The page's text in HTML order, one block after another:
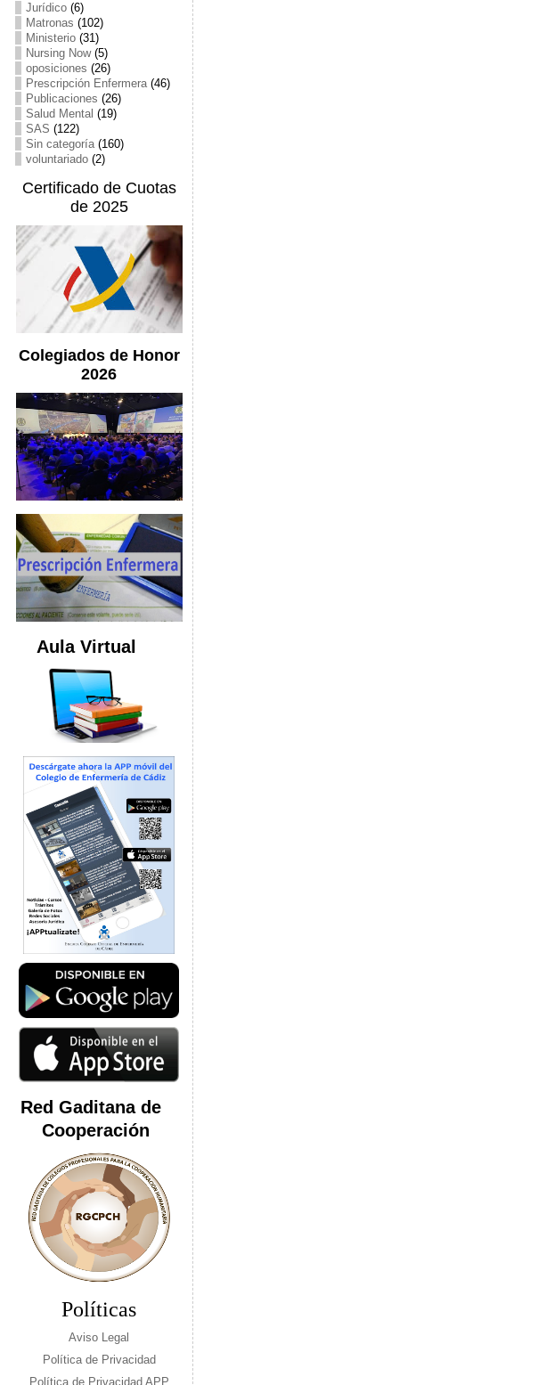
Jurídico(6)
Matronas (102)
Ministerio(31)
Nursing Now(5)
oposiciones (26)
Prescripción Enfermera(46)
Publicaciones (26)
Salud Mental (19)
SAS (122)
Sin categoría(160)
voluntariado(2)
Certificado de Cuotas
de 2025
Colegiados de Honor
2026
Aula Virtual
Red Gaditana de
Cooperación
Políticas
Aviso Legal
Política de Privacidad
Política de Privacidad APP